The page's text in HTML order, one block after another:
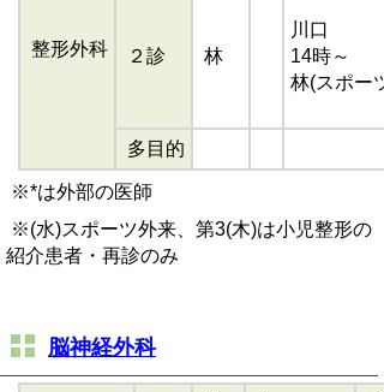
整形外科 ２診 林
川口
14時～
林(スポー
多目的
※*は外部の医師
※(水)スポーツ外来、第3(木)は小児整形の
紹介患者・再診のみ
脳神経外科